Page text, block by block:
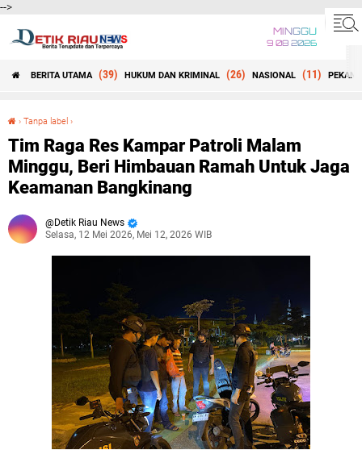
-->
MINGGU
9 08 2026
BERITA UTAMA (39) HUKUM DAN KRIMINAL (26) NASIONAL (11)
› Tanpa label ›
Tim Raga Res Kampar Patroli Malam
Minggu, Beri Himbauan Ramah Untuk Jaga
Keamanan Bangkinang
Detik Riau News
Selasa, 12 Mei 2026, Mei 12, 2026 WIB